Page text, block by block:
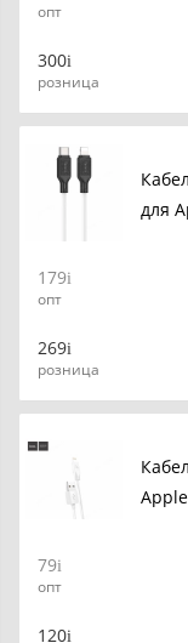
опт
300
розница
для
179
опт
269
розница
79
опт
120